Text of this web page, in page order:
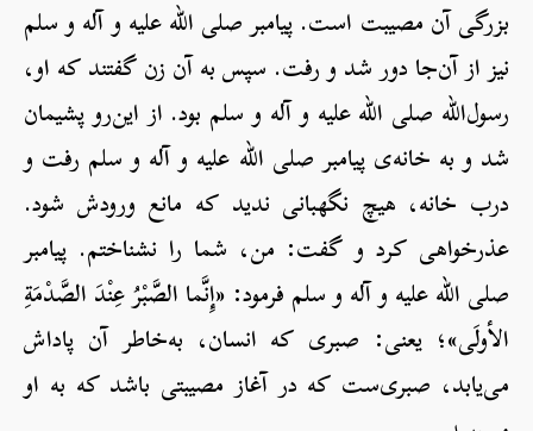
بزرگی آن مصیبت است. پیامبر صلی الله علیه و آله و سلم
نیز از آن‌جا دور شد و رفت. سپس به آن زن گفتند که او،
رسول‌الله صلی الله علیه و آله و سلم بود. از این‌رو پشیمان
شد و به خانه‌ی پیامبر صلی الله علیه و آله و سلم رفت و
درب خانه، هیچ نگهبانی ندید که مانع ورودش شود.
عذرخواهی کرد و گفت: من، شما را نشناختم. پیامبر
صلی الله علیه و آله و سلم فرمود: «إِنَّما الصَّبْرُ عِنْدَ الصَّدْمَةِ
الأولَى»؛ یعنی: صبری که انسان، به‌خاطر آن پاداش
می‌یابد، صبری‌ست که در آغاز مصیبتی باشد که به او